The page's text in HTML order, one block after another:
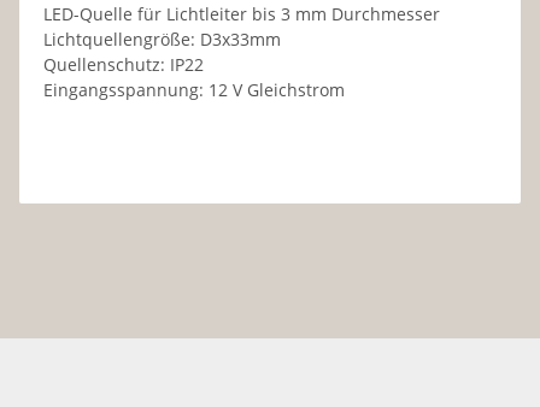
LED-Quelle für Lichtleiter bis 3 mm Durchmesser
Lichtquellengröße: D3x33mm
Quellenschutz: IP22
Eingangsspannung: 12 V Gleichstrom